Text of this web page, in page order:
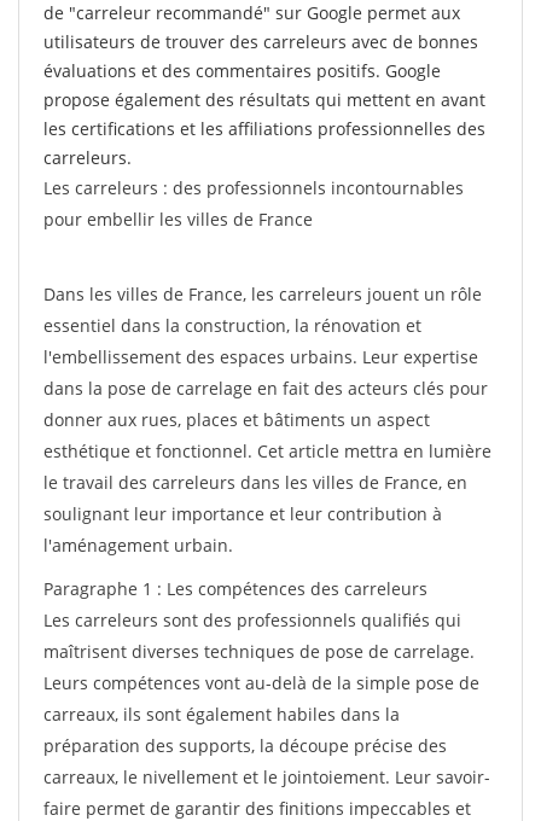
de "carreleur recommandé" sur Google permet aux
utilisateurs de trouver des carreleurs avec de bonnes
évaluations et des commentaires positifs. Google
propose également des résultats qui mettent en avant
les certifications et les affiliations professionnelles des
carreleurs.
Les carreleurs : des professionnels incontournables
pour embellir les villes de France
Dans les villes de France, les carreleurs jouent un rôle
essentiel dans la construction, la rénovation et
l'embellissement des espaces urbains. Leur expertise
dans la pose de carrelage en fait des acteurs clés pour
donner aux rues, places et bâtiments un aspect
esthétique et fonctionnel. Cet article mettra en lumière
le travail des carreleurs dans les villes de France, en
soulignant leur importance et leur contribution à
l'aménagement urbain.
Paragraphe 1 : Les compétences des carreleurs
Les carreleurs sont des professionnels qualifiés qui
maîtrisent diverses techniques de pose de carrelage.
Leurs compétences vont au-delà de la simple pose de
carreaux, ils sont également habiles dans la
préparation des supports, la découpe précise des
carreaux, le nivellement et le jointoiement. Leur savoir-
faire permet de garantir des finitions impeccables et